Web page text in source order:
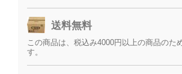
送料無料
この商品は、税込み4000円以上の商品のた
す。